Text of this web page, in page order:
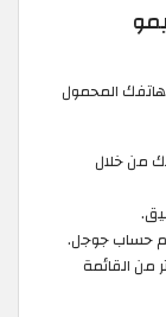
المحمول
من خلال
حساب جوجل.
من القائمة